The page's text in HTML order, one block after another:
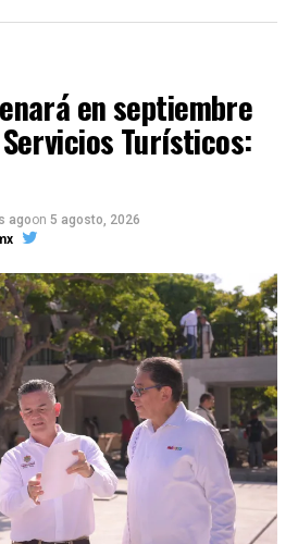
ESTA INFORMACIÓN
en septiembre
Turísticos:
agoon 5 agosto, 2026